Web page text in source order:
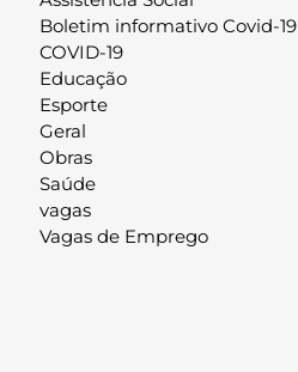
Boletim informativo Covid-19
COVID-19
Educação
Esporte
Geral
Obras
Saúde
vagas
Vagas de Emprego